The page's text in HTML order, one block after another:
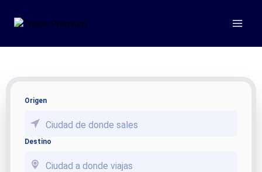
seguridad y puntualidad con
Trejos Premium
Origen
Ciudad de donde sales
Destino
Ciudad a donde viajas